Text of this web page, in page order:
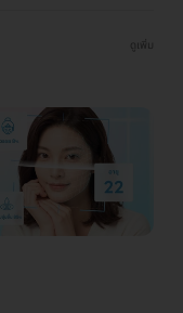
ดูเพิ่ม